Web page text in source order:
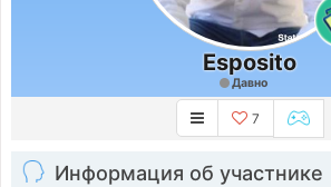
Esposito
Давно
7
Информация об участнике